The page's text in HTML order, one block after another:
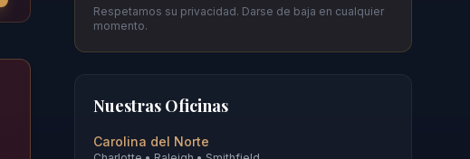
Respetamos su privacidad. Darse de baja en cualquier
momento.
Nuestras Oficinas
Carolina del Norte